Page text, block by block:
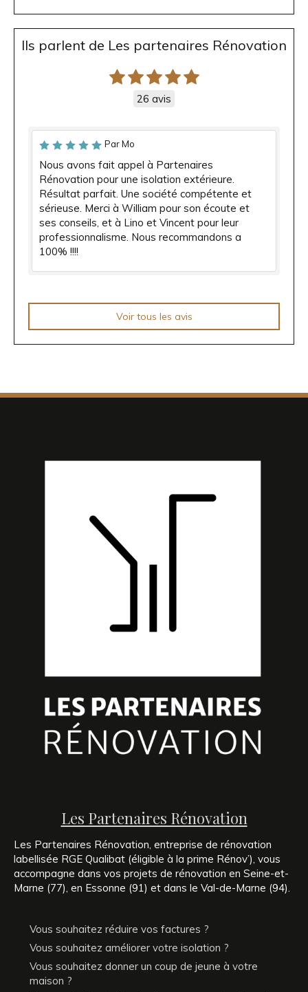
Ils parlent de Les partenaires Rénovation
26 avis
Par Mo
Nous avons fait appel à Partenaires
Rénovation pour une isolation extérieure.
Résultat parfait. Une société compétente et
sérieuse. Merci à William pour son écoute et
ses conseils, et à Lino et Vincent pour leur
professionnalisme. Nous recommandons a
100% !!!!
Voir tous les avis
Les Partenaires Rénovation
Les Partenaires Rénovation, entreprise de rénovation
labellisée RGE Qualibat (éligible à la prime Rénov’), vous
accompagne dans vos projets de rénovation en Seine-et-
Marne (77), en Essonne (91) et dans le Val-de-Marne (94).
Vous souhaitez réduire vos factures ?
Vous souhaitez améliorer votre isolation ?
Vous souhaitez donner un coup de jeune à votre
maison ?